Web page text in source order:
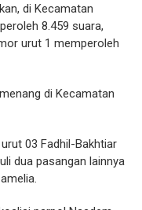
di Kecamatan
8.459 suara,
urut 1 memperoleh
di Kecamatan
03 Fadhil-Bakhtiar
dua pasangan lainnya